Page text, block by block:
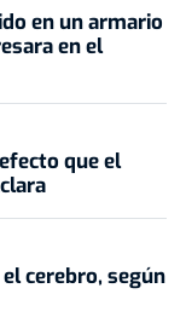
en un armario
en el
que el
cerebro, según